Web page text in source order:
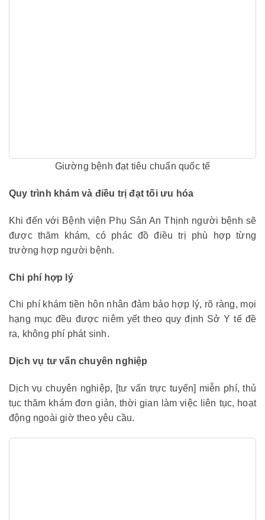
Giường bệnh đạt tiêu chuẩn quốc tế
Quy trình khám và điều trị đạt tối ưu hóa
Khi đến với Bệnh viện Phụ Sản An Thịnh người bệnh sẽ
được thăm khám, có phác đồ điều trị phù hợp từng
trường hợp người bệnh.
Chi phí hợp lý
Chi phí khám tiền hôn nhân đảm bảo hợp lý, rõ ràng, mọi
hạng mục đều được niêm yết theo quy định Sở Y tế đề
ra, không phí phát sinh.
Dịch vụ tư vấn chuyên nghiệp
Dịch vụ chuyên nghiệp, [tư vấn trực tuyến] miễn phí, thủ
tục thăm khám đơn giản, thời gian làm việc liên tục, hoạt
động ngoài giờ theo yêu cầu.